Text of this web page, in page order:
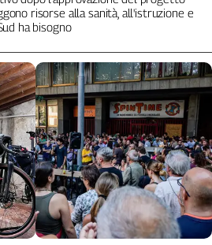
risorse alla sanità, all'istruzione e
ha bisogno